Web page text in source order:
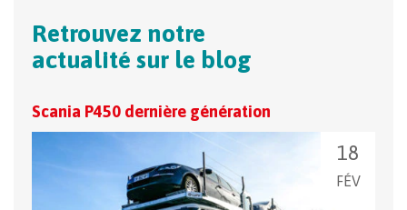
Retrouvez notre
actualité sur le blog
Scania P450 dernière génération
18
FÉV